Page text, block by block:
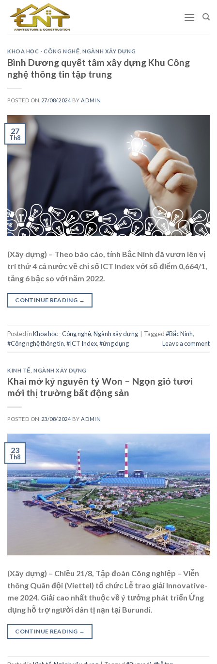
content
KHOA HỌC - CÔNG NGHỆ ,NGÀNH XÂY DỰNG
Bình Dương quyết tâm xây dựng Khu Công
nghệ thông tin tập trung
POSTED ON 27/08/2024 BY ADMIN
27
Th8
(Xây dựng) – Theo báo cáo, tỉnh Bắc Ninh đã vươn lên vị
trí thứ 4 cả nước về chỉ số ICT Index với số điểm 0,664/1,
tăng 6 bậc so với năm 2022.
CONTINUE READING →
Posted inKhoa học - Công nghệ,Ngành xây dựng Tagged#Bắc Ninh,
#Công nghệ thông tin,#ICT Index,#ứng dụng Leave a comment
KINH TẾ ,NGÀNH XÂY DỰNG
Khai mở kỷ nguyên tỷ Won – Ngọn gió tươi
mới thị trường bất động sản
POSTED ON 23/08/2024 BYADMIN
23
Th8
(Xây dựng) – Chiều 21/8, Tập đoàn Công nghiệp – Viễn
thông Quân đội (Viettel) tổ chức Lễ trao giải Innovative-
me 2024. Giải cao nhất thuộc về ý tưởng phát triển Ứng
dụng hỗ trợ người dân tị nạn tại Burundi.
CONTINUE READING →